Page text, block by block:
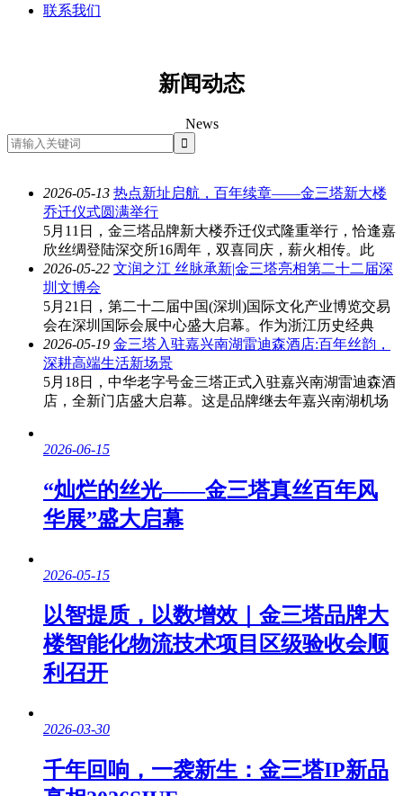
联系我们
新闻动态
News
2026-05-13 热点新址启航，百年续章——金三塔新大楼
乔迁仪式圆满举行
5月11日，金三塔品牌新大楼乔迁仪式隆重举行，恰逢嘉
欣丝绸登陆深交所16周年，双喜同庆，薪火相传。此
2026-05-22 文润之江 丝脉承新|金三塔亮相第二十二届深
圳文博会
5月21日，第二十二届中国(深圳)国际文化产业博览交易
会在深圳国际会展中心盛大启幕。作为浙江历史经典
2026-05-19 金三塔入驻嘉兴南湖雷迪森酒店:百年丝韵，
深耕高端生活新场景
5月18日，中华老字号金三塔正式入驻嘉兴南湖雷迪森酒
店，全新门店盛大启幕。这是品牌继去年嘉兴南湖机场
2026-06-15
“灿烂的丝光——金三塔真丝百年风
华展”盛大启幕
2026-05-15
以智提质，以数增效｜金三塔品牌大
楼智能化物流技术项目区级验收会顺
利召开
2026-03-30
千年回响，一袭新生：金三塔IP新品